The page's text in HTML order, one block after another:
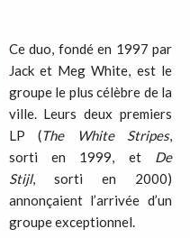
Ce duo, fondé en 1997 par
Jack et Meg White, est le
groupe le plus célèbre de la
ville. Leurs deux premiers
LP (The White Stripes,
sorti en 1999, et De
Stijl, sorti en 2000)
annonçaient l’arrivée d’un
groupe exceptionnel.